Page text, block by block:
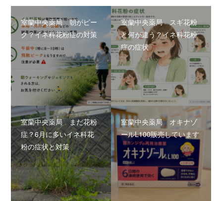
室蘭中央薬局 朝がピー
ク？イネ科花粉症の対策
室蘭中央薬局 スギ花粉
と何が違う？イネ科花粉
症の症状
室蘭中央薬局 まだ花粉
症？6月に多いイネ科花
粉の症状と対策
室蘭中央薬局 オキナゾ
ールL100販売しています